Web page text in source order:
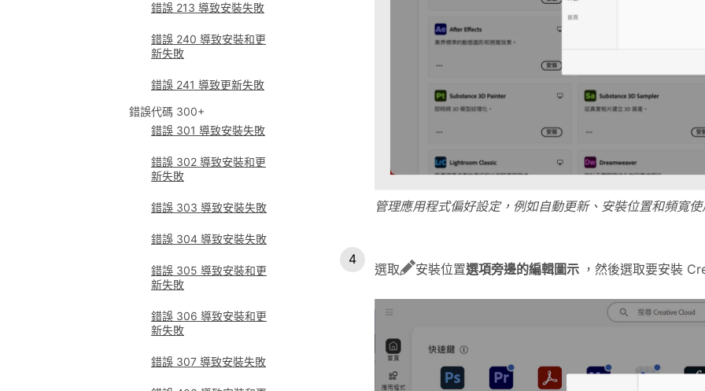
錯誤 213 導致安裝失敗
錯誤 240 導致安裝和更
新失敗
錯誤 241 導致更新失敗
錯誤代碼 300+
錯誤 301 導致安裝失敗
錯誤 302 導致安裝和更
新失敗
錯誤 303 導致安裝失敗
錯誤 304 導致安裝失敗
錯誤 305 導致安裝和更
新失敗
錯誤 306 導致安裝和更
新失敗
錯誤 307 導致安裝失敗
管理應用程式偏好設定，例如自動更新、安裝位置和頻寬
選取 安裝位置選項旁邊的編輯圖示 ，然後選取要安裝